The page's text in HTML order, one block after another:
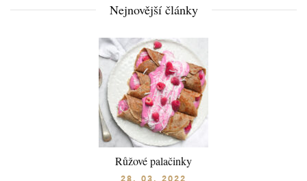
Nejnovější články
Růžové palačinky
28. 03. 2022